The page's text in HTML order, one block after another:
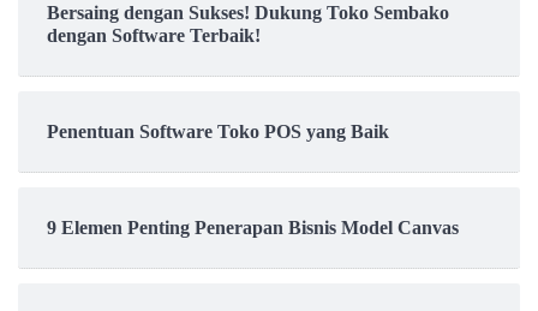
Bersaing dengan Sukses! Dukung Toko Sembako
dengan Software Terbaik!
Penentuan Software Toko POS yang Baik
9 Elemen Penting Penerapan Bisnis Model Canvas